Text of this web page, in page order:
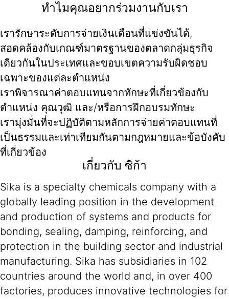
ทำไมคุณอยากร่วมงานกับเรา
เรารักษาระดับการจ่ายเงินเดือนที่แข่งขันได้,
สอดคล้องกับเกณฑ์มาตรฐานของตลาดกลุ่มธุรกิจ
เดียวกันในประเทศและขอบเขตความรับผิดชอบ
เฉพาะของแต่ละตำแหน่ง
เราพิจารณาค่าตอบแทนจากทักษะที่เกี่ยวข้องกับ
ตำแหน่ง คุณวุฒิ และ/หรือการฝึกอบรมทักษะ
เรามุ่งมั่นที่จะปฏิบัติตามหลักการจ่ายค่าตอบแทนที่
เป็นธรรมและเท่าเทียมกันตามกฎหมายและข้อบังคับ
ที่เกี่ยวข้อง
เกี่ยวกับ ซิก้า
Sika is a specialty chemicals company with a
globally leading position in the development
and production of systems and products for
bonding, sealing, damping, reinforcing, and
protection in the building sector and industrial
manufacturing. Sika has subsidiaries in 102
countries around the world and, in over 400
factories, produces innovative technologies for